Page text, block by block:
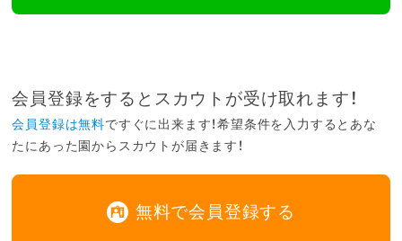
会員登録をするとスカウトが受け取れます！
会員登録は無料ですぐに出来ます！希望条件を入力するとあな
たにあった園からスカウトが届きます！
無料で会員登録する